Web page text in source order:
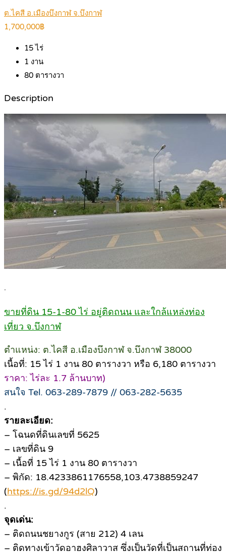
ต.ไคสี อ.เมืองบึงกาฬ จ.บึงกาฬ
1,700,000฿
15ไร่
1 งาน
80 ตารางวา
Description
.
ขายที่ดิน 15-1-80 ไร่ อยู่ติดถนน และใกล้แหล่งท่อง
เที่ยว จ.บึงกาฬ
ตำแหน่ง: ต.ไคสี อ.เมืองบึงกาฬ จ.บึงกาฬ 38000
เนื้อที่: 15 ไร่ 1 งาน 80 ตารางวา หรือ 6,180 ตารางวา
ราคา: ไร่ละ 1.7 ล้านบาท)
สนใจ Tel. 063-289-7879 // 063-282-5635
.
รายละเอียด:
– โฉนดที่ดินเลขที่ 5625
– เลขที่ดิน 9
– เนื้อที่ 15 ไร่ 1 งาน 80 ตารางวา
– พิกัด: 18.4233861176558,103.4738859247
(https://is.gd/94d2lQ)
.
จุดเด่น:
– ติดถนนชยางกูร (สาย 212) 4 เลน
– ติดทางเข้าวัดอาฮงศิลาวาส ซึ่งเป็นวัดที่เป็นสถานที่ท่อง